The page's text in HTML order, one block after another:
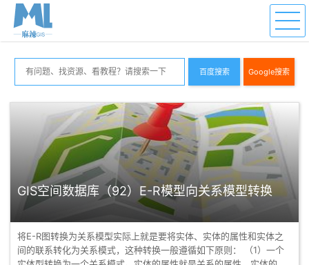
百度搜索 Google搜索
GIS空间数据库（92）E-R模型向关系模型转换
将E-R图转换为关系模型实际上就是要将实体、实体的属性和实体之
间的联系转化为关系模式，这种转换一般遵循如下原则： （1）一个